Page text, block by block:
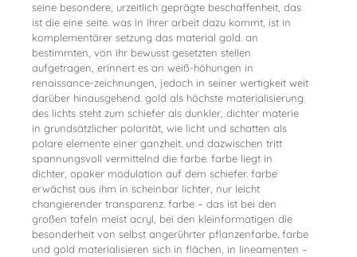
seine besondere, urzeitlich geprägte beschaffenheit, das
ist die eine seite. was in ihrer arbeit dazu kommt, ist in
komplementärer setzung das material gold. an
bestimmten, von ihr bewusst gesetzten stellen
aufgetragen, erinnert es an weiß-höhungen in
renaissance-zeichnungen, jedoch in seiner wertigkeit weit
darüber hinausgehend. gold als höchste materialisierung
des lichts steht zum schiefer als dunkler, dichter materie
in grundsätzlicher polarität, wie licht und schatten als
polare elemente einer ganzheit. und dazwischen tritt
spannungsvoll vermittelnd die farbe. farbe liegt in
dichter, opaker modulation auf dem schiefer. farbe
erwächst aus ihm in scheinbar lichter, nur leicht
changierender transparenz. farbe – das ist bei den
großen tafeln meist acryl, bei den kleinformatigen die
besonderheit von selbst angerührter pflanzenfarbe. farbe
und gold materialisieren sich in flächen, in lineamenten –